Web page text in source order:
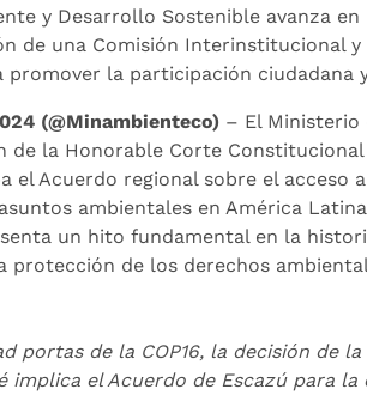
y Desarrollo Sostenible avanza
de una Comisión Interinstitucional
promover la participación ciudadana
(@Minambienteco) – El Ministerio
de la Honorable Corte Constitucional
el Acuerdo regional sobre el
ambientales en América
un hito fundamental en la
protección de los derechos
portas de la COP16, la decisión de
implica el Acuerdo de Escazú para